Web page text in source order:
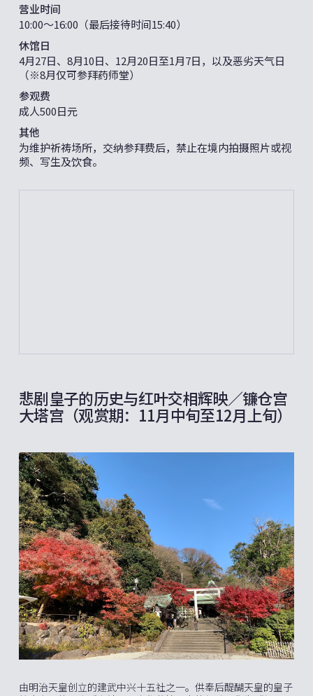
营业时间
10:00〜16:00（最后接待时间15:40）
休馆日
4月27日、8月10日、12月20日至1月7日，以及恶劣天气日
（※8月仅可参拜药师堂）
参观费
成人500日元
其他
为维护祈祷场所，交纳参拜费后，禁止在境内拍摄照片或视
频、写生及饮食。
悲剧皇子的历史与红叶交相辉映／镰仓宫
大塔宫（观赏期：11月中旬至12月上旬）
由明治天皇创立的建武中兴十五社之一。供奉后醍醐天皇的皇子